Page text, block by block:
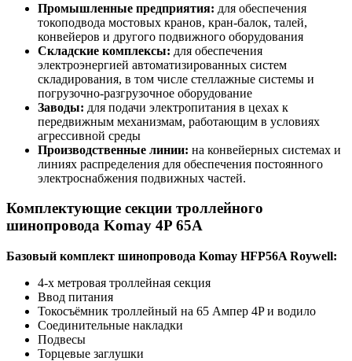
Промышленные предприятия: для обеспечения
токоподвода мостовых кранов, кран-балок, талей,
конвейеров и другого подвижного оборудования
Складские комплексы: для обеспечения
электроэнергией автоматизированных систем
складирования, в том числе стеллажные системы и
погрузочно-разгрузочное оборудование
Заводы: для подачи электропитания в цехах к
передвижным механизмам, работающим в условиях
агрессивной среды
Производственные линии: на конвейерных системах и
линиях распределения для обеспечения постоянного
электроснабжения подвижных частей.
Комплектующие секции троллейного
шинопровода Komay 4P 65А
Базовый комплект шинопровода Komay HFP56A Roywell:
4-х метровая троллейная секция
Ввод питания
Токосъёмник троллейный на 65 Ампер 4P и водило
Соединительные накладки
Подвесы
Торцевые заглушки